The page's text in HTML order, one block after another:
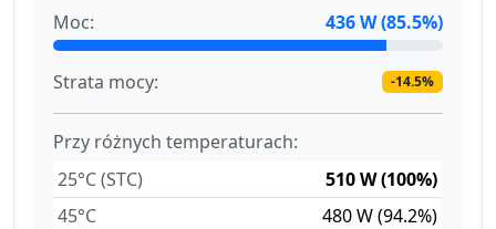
Moc:
436 W (85.5%)
Strata mocy: -14.5%
Przy różnych temperaturach:
25°C (STC)
510 W (100%)
45°C
480 W (94.2%)